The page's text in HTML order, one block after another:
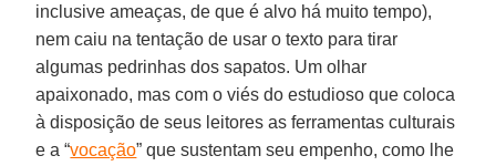
inclusive ameaças, de que é alvo há muito tempo),
nem caiu na tentação de usar o texto para tirar
algumas pedrinhas dos sapatos. Um olhar
apaixonado, mas com o viés do estudioso que coloca
à disposição de seus leitores as ferramentas culturais
e a “vocação” que sustentam seu empenho, como lhe